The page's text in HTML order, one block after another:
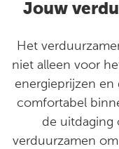
Jouw
Het
niet alleen voor
energieprijzen en
comfortabel
de uitdaging
verduurzamen